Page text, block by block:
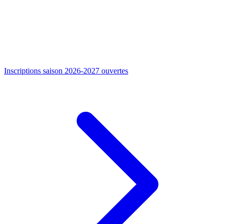
Inscriptions saison 2026-2027 ouvertes